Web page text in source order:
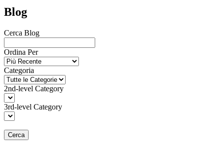
Blog
Cerca Blog
Ordina Per
Categoria
2nd-level Category
3rd-level Category
Cerca